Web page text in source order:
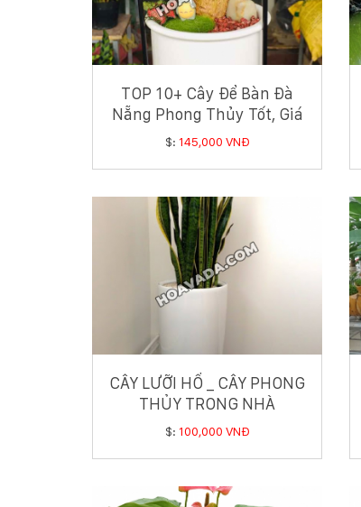
TOP 10+ Cây Để Bàn Đà
Nẵng Phong Thủy Tốt, Giá
Tốt Nhất
$: 145,000 VNĐ
CÂY LƯỠI HỔ _ CÂY PHONG
THỦY TRONG NHÀ
$: 100,000 VNĐ